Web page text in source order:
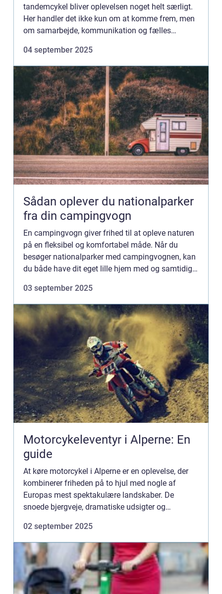
tandemcykel bliver oplevelsen noget helt særligt.
Her handler det ikke kun om at komme frem, men
om samarbejde, kommunikation og fælles
04 september 2025
Sådan oplever du nationalparker
fra din campingvogn
En campingvogn giver frihed til at opleve naturen
på en fleksibel og komfortabel måde. Når du
besøger nationalparker med campingvognen, kan
du både have dit eget lille hjem med og samtidig
03 september 2025
Motorcykeleventyr i Alperne: En
guide
At køre motorcykel i Alperne er en oplevelse, der
kombinerer friheden på to hjul med nogle af
Europas mest spektakulære landskaber. De
snoede bjergveje, dramatiske udsigter og
02 september 2025